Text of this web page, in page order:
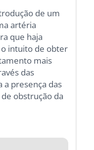
de um
artéria
que haja
intuito de obter
mais
das
a presença das
obstrução da